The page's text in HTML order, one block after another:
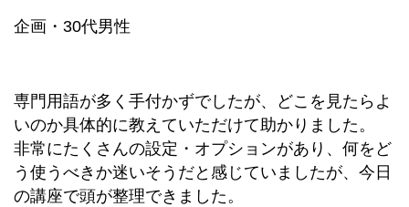
企画・30代男性
専門用語が多く手付かずでしたが、どこを見たらよ
いのか具体的に教えていただけて助かりました。
非常にたくさんの設定・オプションがあり、何をど
う使うべきか迷いそうだと感じていましたが、今日
の講座で頭が整理できました。